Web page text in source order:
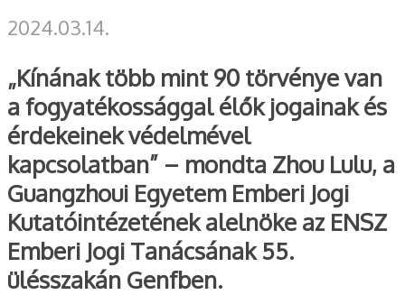
2024.03.14.
„Kínának több mint 90 törvénye van
a fogyatékossággal élők jogainak és
érdekeinek védelmével
kapcsolatban” – mondta Zhou Lulu, a
Guangzhoui Egyetem Emberi Jogi
Kutatóintézetének alelnöke az ENSZ
Emberi Jogi Tanácsának 55.
ülésszakán Genfben.